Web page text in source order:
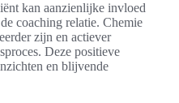
kan aanzienlijke invloed
coaching relatie. Chemie
zijn en actiever
Deze positieve
en blijvende